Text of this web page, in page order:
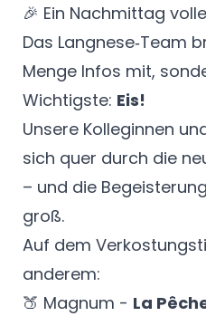
🎉 Ein Nachmittag
Das Langnese‑Team
Menge Infos mit,
Wichtigste: Eis!
Unsere Kolleginnen
sich quer durch die
– und die
groß.
Auf dem
anderem:
🍑 Magnum - La